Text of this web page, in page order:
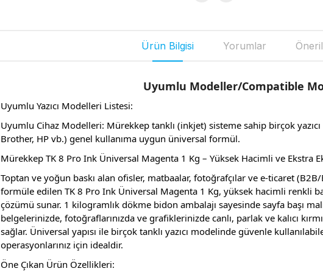
Ürün Bilgisi Yorumlar
Uyumlu Modeller/Compatible
Uyumlu Yazıcı Modelleri Listesi:
Uyumlu Cihaz Modelleri: Mürekkep tanklı (inkjet) sisteme sahip birçok
Brother, HP vb.) genel kullanıma uygun üniversal formül.
Mürekkep TK 8 Pro Ink Üniversal Magenta 1 Kg – Yüksek Hacimli ve Ekstra
Toptan ve yoğun baskı alan ofisler, matbaalar, fotoğrafçılar ve e-ticaret
formüle edilen TK 8 Pro Ink Üniversal Magenta 1 Kg, yüksek hacimli renkli
çözümü sunar. 1 kilogramlık dökme bidon ambalajı sayesinde sayfa başı
belgelerinizde, fotoğraflarınızda ve grafiklerinizde canlı, parlak ve kalıcı
sağlar. Üniversal yapısı ile birçok tanklı yazıcı modelinde güvenle
operasyonlarınız için idealdir.
Öne Çıkan Ürün Özellikleri: